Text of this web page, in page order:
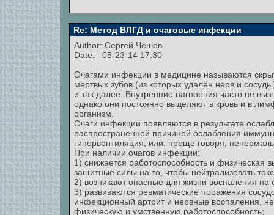
Re: Метод ВЛГД и очаговые инфекции
Author: Сергей Чёшев
Date: 05-23-14 17:30
Очагами инфекции в медицине называются
мертвых зубов (из которых удалён нерв и
и так далее. Внутренние нагноения часто не
однако они постоянно выделяют в кровь и в
организм.
Очаги инфекции появляются в результате
распространенной причиной ослабления
гипервентиляция, или, проще говоря,
При наличии очагов инфекции:
1) снижается работоспособность и физическая
защитные силы на то, чтобы нейтрализовать
2) возникают опасные для жизни воспаления на
3) развиваются ревматические поражения
инфекционный артрит и нервные воспаления,
физическую и умственную работоспособность;